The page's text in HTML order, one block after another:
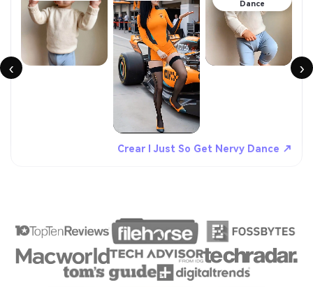
‹ ›
Dance
Crear I Just So Get Nervy Dance ↗